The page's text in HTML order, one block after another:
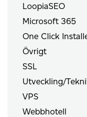
LoopiaSEO
Microsoft 365
One Click
Övrigt
SSL
Utveckling/
VPS
Webbhotell